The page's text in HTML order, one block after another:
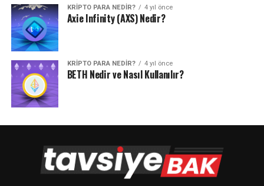
KRIPTO PARA NEDIR? 4 yıl önce
Axie Infinity (AXS) Nedir?
KRIPTO PARA NEDIR? 4 yıl önce
BETH Nedir ve Nasıl Kullanılır?